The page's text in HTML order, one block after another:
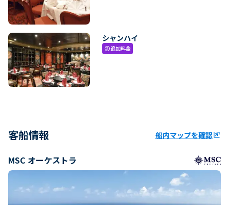
シャンハイ
paid追加料金
客船情報 船内マップを確認ungroup
MSC オーケストラ